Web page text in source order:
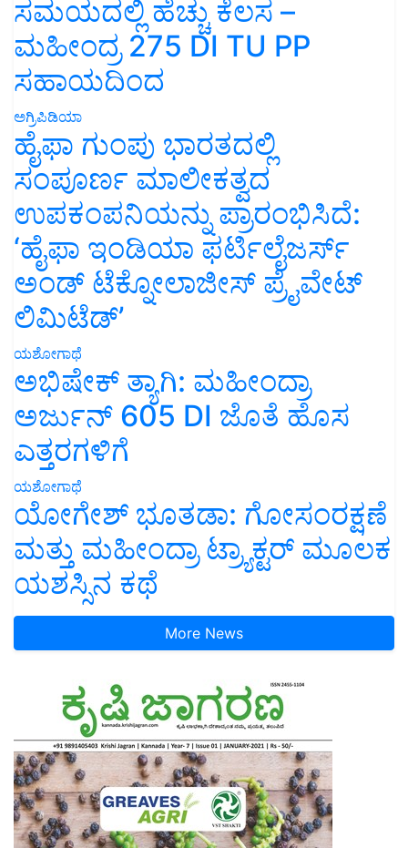
ಸಮಯದಲ್ಲಿ ಹೆಚ್ಚು ಕೆಲಸ –
ಮಹೀಂದ್ರ 275 DI TU PP
ಸಹಾಯದಿಂದ
ಅಗ್ರಿಪಿಡಿಯಾ
ಹೈಫಾ ಗುಂಪು ಭಾರತದಲ್ಲಿ
ಸಂಪೂರ್ಣ ಮಾಲೀಕತ್ವದ
ಉಪಕಂಪನಿಯನ್ನು ಪ್ರಾರಂಭಿಸಿದೆ:
‘ಹೈಫಾ ಇಂಡಿಯಾ ಫರ್ಟಿಲೈಜರ್ಸ್
ಅಂಡ್ ಟೆಕ್ನೋಲಾಜೀಸ್ ಪ್ರೈವೇಟ್
ಲಿಮಿಟೆಡ್’
ಯಶೋಗಾಥೆ
ಅಭಿಷೇಕ್ ತ್ಯಾಗಿ: ಮಹೀಂದ್ರಾ
ಅರ್ಜುನ್ 605 DI ಜೊತೆ ಹೊಸ
ಎತ್ತರಗಳಿಗೆ
ಯಶೋಗಾಥೆ
ಯೋಗೇಶ್ ಭೂತಡಾ: ಗೋಸಂರಕ್ಷಣೆ
ಮತ್ತು ಮಹೀಂದ್ರಾ ಟ್ರ್ಯಾಕ್ಟರ್ ಮೂಲಕ
ಯಶಸ್ಸಿನ ಕಥೆ
More News